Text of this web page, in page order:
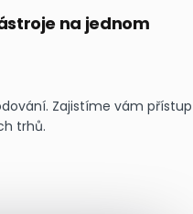
na jednom
Zajistíme vám přístup
trhů.